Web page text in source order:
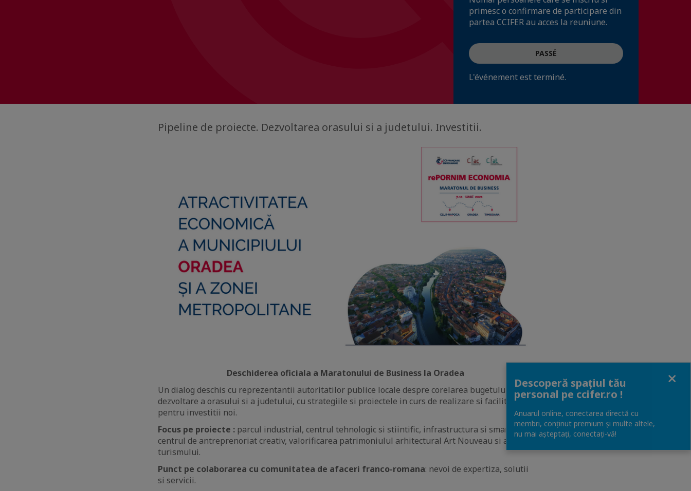
primesc o confirmare de participare din
partea CCIFER au acces la reuniune.
PASSÉ
L'événement est terminé.
Pipeline de proiecte. Dezvoltarea orasului si a judetului. Investitii.
Deschiderea oficiala a Maratonului de Business la Oradea
Un dialog deschis cu reprezentantii autoritatilor publice locale despre corelarea bugetului de
dezvoltare a orasului si a judetului, cu strategiile si proiectele in curs de realizare si facilitatile
pentru investitii noi.
Focus pe proiecte : parcul industrial, centrul tehnologic si stiintific, infrastructura si smart city,
centrul de antreprenoriat creativ, valorificarea patrimoniulul arhitectural Art Nouveau si a
turismului.
Punct pe colaborarea cu comunitatea de afaceri franco-romana: nevoi de expertiza, solutii
si servicii.
Descoperă spațiul tău
personal pe ccifer.ro !
Anuarul online, conectarea directă cu
membri, conținut premium și multe altele,
nu mai așteptați, conectaţi-vă!